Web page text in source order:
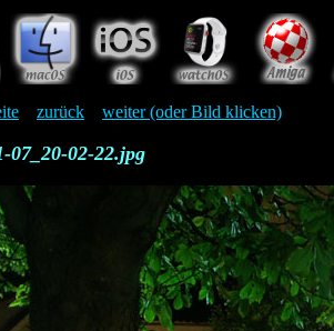
zurück weiter (oder Bild klicken)
07_20-02-22.jpg